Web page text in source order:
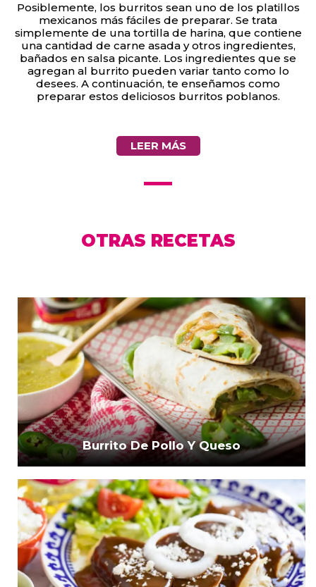
Posiblemente, los burritos sean uno de los platillos
mexicanos más fáciles de preparar. Se trata
simplemente de una tortilla de harina, que contiene
una cantidad de carne asada y otros ingredientes,
bañados en salsa picante. Los ingredientes que se
agregan al burrito pueden variar tanto como lo
desees. A continuación, te enseñamos como
preparar estos deliciosos burritos poblanos.
LEER MÁS
OTRAS RECETAS
Burrito De Pollo Y Queso